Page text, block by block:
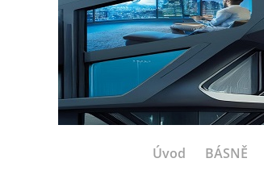
Úvod BÁSNĚ